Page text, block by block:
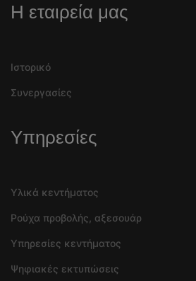
Η εταιρεία μας
Ιστορικό
Συνεργασίες
Υπηρεσίες
Υλικά κεντήματος
Ρούχα προβολής, αξεσουάρ
Υπηρεσίες κεντήματος
Ψηφιακές εκτυπώσεις